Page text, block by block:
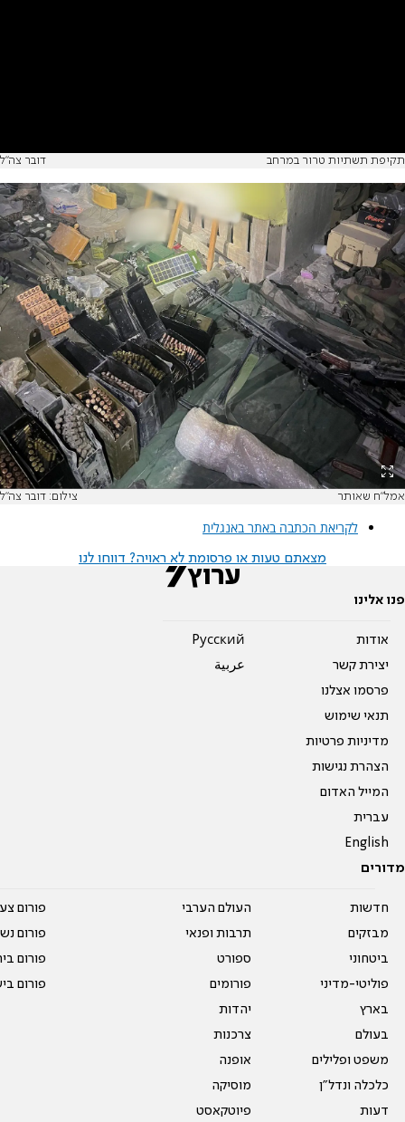
תקיפת תשתיות טרור במרחב דובר צה"ל
אמל"ח שאותר צילום: דובר צה"ל
לקריאת הכתבה באתר באנגלית
מצאתם טעות או פרסומת לא ראויה? דווחו לנו
פנו אלינו
אודות
יצירת קשר
פרסמו אצלנו
תנאי שימוש
מדיניות פרטיות
הצהרת נגישות
המייל האדום
עברית
English
Pусский
عربية
מדורים
חדשות
מבזקים
ביטחוני
פוליטי-מדיני
בארץ
בעולם
משפט ופלילים
כלכלה ונדל"ן
דעות
העולם הערבי
תרבות ופנאי
ספורט
פורומים
יהדות
צרכנות
אופנה
מוסיקה
פיוטקאסט
פורום
פורום
פורום
פורום